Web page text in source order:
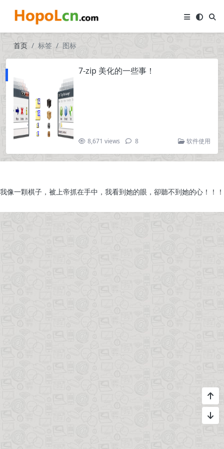
首页 标签 图标
7-zip 美化的一些事！
8,671 views 8 软件使用
我像一顆棋子，被上帝抓在手中，我看到她的眼，卻聽不到她的心！！！